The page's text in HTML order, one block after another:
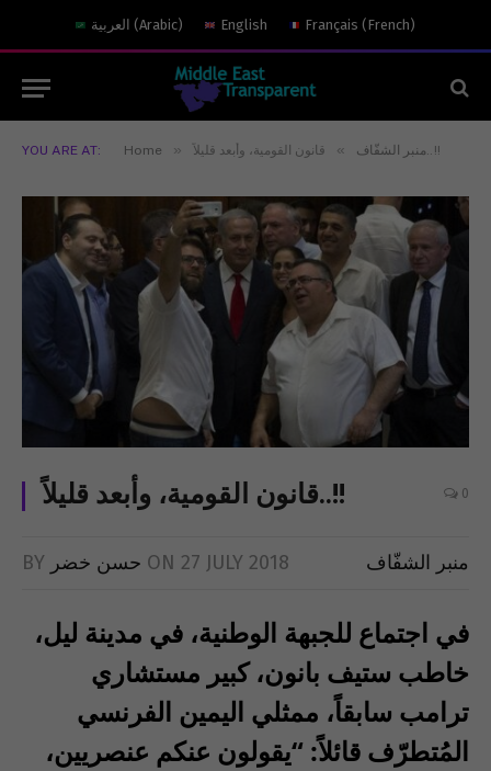
العربية (Arabic) English Français (French)
YOU ARE AT: Home » منبر الشفّاف » قانون القومية، وأبعد قليلاً..!!
قانون القومية، وأبعد قليلاً..!! 0
BY حسن خضر ON 27 JULY 2018 منبر الشفّاف
في اجتماع للجبهة الوطنية، في مدينة ليل،
خاطب ستيف بانون، كبير مستشاري
ترامب سابقاً، ممثلي اليمين الفرنسي
المُتطرّف قائلاً:
“يقولون عنكم عنصريين،